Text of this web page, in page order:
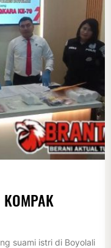
suami istri di Boyolali